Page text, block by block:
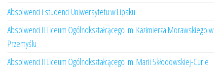
Absolwenci i studenci Uniwersytetu w Lipsku
Absolwenci II Liceum Ogólnokształcącego im. Kazimierza Morawskiego w
Przemyślu
Absolwenci II Liceum Ogólnokształcącego im. Marii Skłodowskiej-Curie